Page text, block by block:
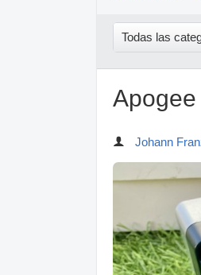
Todas las
Johann